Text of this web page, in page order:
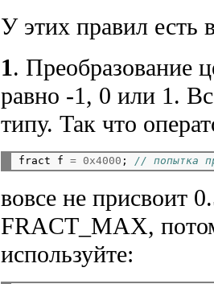
У этих правил
1. Преобразование
равно -1, 0 или 1.
типу. Так что
fract f = 0x4000 ; // попытка
вовсе не присвоит
FRACT_MAX,
используйте: